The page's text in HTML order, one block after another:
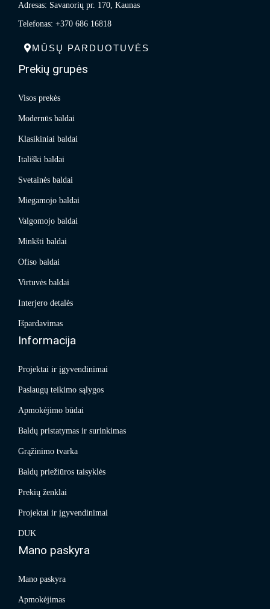
Adresas: Savanorių pr. 170, Kaunas
Telefonas: +370 686 16818
MŪSŲ PARDUOTUVĖS
Prekių grupės
Visos prekės
Modernūs baldai
Klasikiniai baldai
Itališki baldai
Svetainės baldai
Miegamojo baldai
Valgomojo baldai
Minkšti baldai
Ofiso baldai
Virtuvės baldai
Interjero detalės
Išpardavimas
Informacija
Projektai ir įgyvendinimai
Paslaugų teikimo sąlygos
Apmokėjimo būdai
Baldų pristatymas ir surinkimas
Grąžinimo tvarka
Baldų priežiūros taisyklės
Prekių ženklai
Projektai ir įgyvendinimai
DUK
Mano paskyra
Mano paskyra
Apmokėjimas